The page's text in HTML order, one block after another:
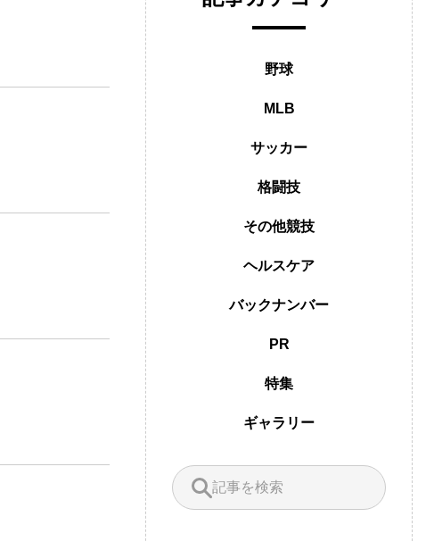
野球
MLB
サッカー
格闘技
その他競技
ヘルスケア
バックナンバー
PR
特集
ギャラリー